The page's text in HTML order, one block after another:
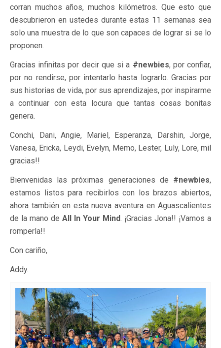
corran muchos años, muchos kilómetros. Que esto que
descubrieron en ustedes durante estas 11 semanas sea
solo una muestra de lo que son capaces de lograr si se lo
proponen.
Gracias infinitas por decir que si a #newbies, por confiar,
por no rendirse, por intentarlo hasta lograrlo. Gracias por
sus historias de vida, por sus aprendizajes, por inspirarme
a continuar con esta locura que tantas cosas bonitas
genera.
Conchi, Dani, Angie, Mariel, Esperanza, Darshin, Jorge,
Vanesa, Ericka, Leydi, Evelyn, Memo, Lester, Luly, Lore, mil
gracias!!
Bienvenidas las próximas generaciones de #newbies,
estamos listos para recibirlos con los brazos abiertos,
ahora también en esta nueva aventura en Aguascalientes
de la mano de All In Your Mind. ¡Gracias Jona!! ¡Vamos a
romperla!!
Con cariño,
Addy.